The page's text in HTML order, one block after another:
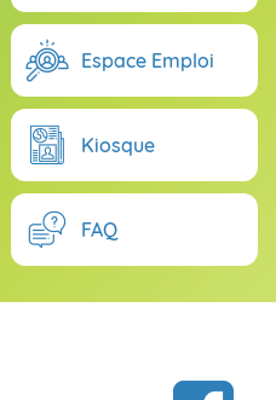
Espace Emploi
Kiosque
FAQ